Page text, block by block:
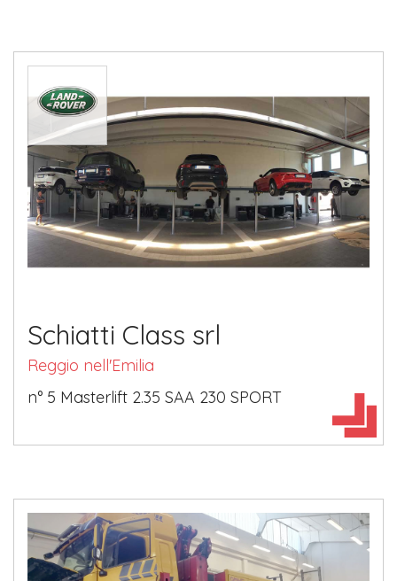
Schiatti Class srl
Reggio nell'Emilia
n° 5 Masterlift 2.35 SAA 230 SPORT